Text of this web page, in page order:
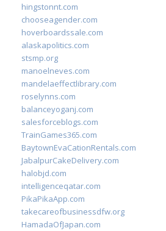
hingstonnt.com
chooseagender.com
hoverboardssale.com
alaskapolitics.com
stsmp.org
manoelneves.com
mandelaeffectlibrary.com
roselynns.com
balanceyoganj.com
salesforceblogs.com
TrainGames365.com
BaytownEvaCationRentals.com
JabalpurCakeDelivery.com
halobjd.com
intelligenceqatar.com
PikaPikaApp.com
takecareofbusinessdfw.org
HamadaOfJapan.com